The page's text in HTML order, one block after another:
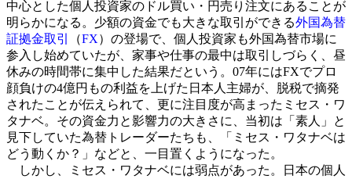
中心とした個人投資家のドル買い・円売り注文にあることが
明らかになる。少額の資金でも大きな取引ができる外国為替
証拠金取引
（FX）の登場で、個人投資家も外国為替市場に
参入し始めていたが、家事や仕事の最中は取引しづらく、昼
休みの時間帯に集中した結果だという。07年にはFXでプロ
顔負けの4億円もの利益を上げた日本人主婦が、脱税で摘発
されたことが伝えられて、更に注目度が高まったミセス・ワ
タナベ。その資金力と影響力の大きさに、当初は「素人」と
見下していた為替トレーダーたちも、「ミセス・ワタナベは
どう動くか？」などと、一目置くようになった。
しかし、ミセス・ワタナベには弱点があった。日本の個人